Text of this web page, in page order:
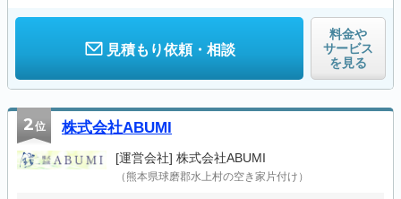
見積もり依頼・相談
料金や
サービス
を見る
2位 株式会社ABUMI
[運営会社] 株式会社ABUMI
（熊本県球磨郡水上村の空き家片付け）